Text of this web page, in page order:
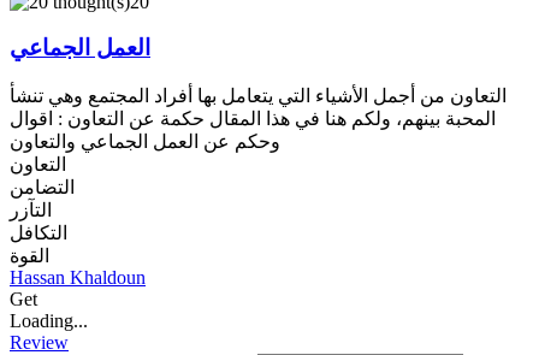
العمل الجماعي
التعاون من أجمل الأشياء التي يتعامل بها أفراد المجتمع وهي تنشأ
المحبة بينهم، ولكم هنا في هذا المقال حكمة عن التعاون : اقوال
وحكم عن العمل الجماعي والتعاون
التعاون
التضامن
التآزر
التكافل
القوة
Hassan Khaldoun
Get
Loading...
Review